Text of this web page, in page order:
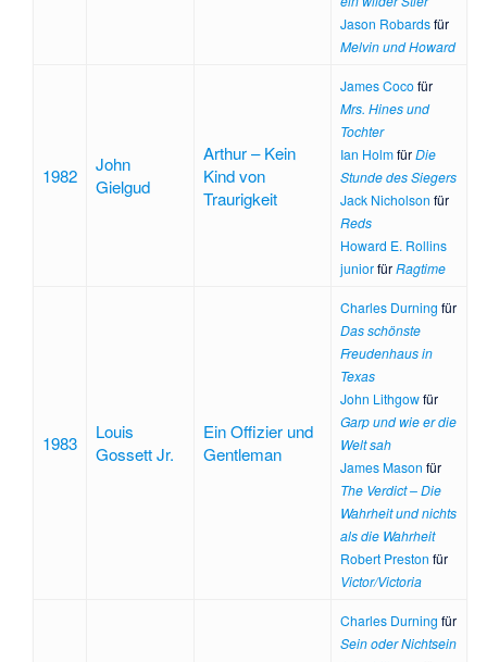
Jason Robardsfür
Melvin und Howard
1982
John
Gielgud
Arthur – Kein
Kind von
Traurigkeit
James Cocofür
Mrs. Hines und
Tochter
Ian HolmfürDie
Stunde des Siegers
Jack Nicholson für
Reds
Howard E. Rollins
juniorfürRagtime
1983
Louis
Gossett Jr.
Ein Offizier und
Gentleman
Charles Durning für
Das schönste
Freudenhaus in
Texas
John Lithgowfür
Garp und wie er die
Welt sah
James Mason für
The Verdict – Die
Wahrheit und nichts
als die Wahrheit
Robert Preston für
Victor/Victoria
Charles Durning für
Sein oder Nichtsein